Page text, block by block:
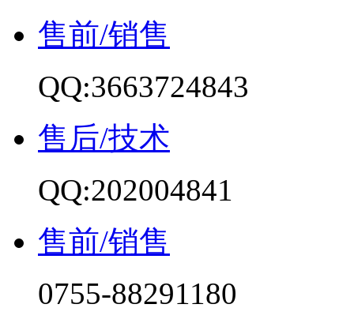
售前/销售
QQ:3663724843
售后/技术
QQ:202004841
售前/销售
0755-88291180